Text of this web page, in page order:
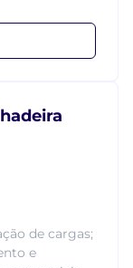
de cargas;
e